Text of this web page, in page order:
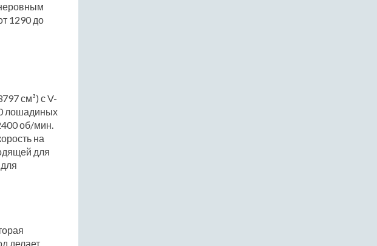
1290 до
см³) с V-
лошадиных
об/мин.
на
для
делает